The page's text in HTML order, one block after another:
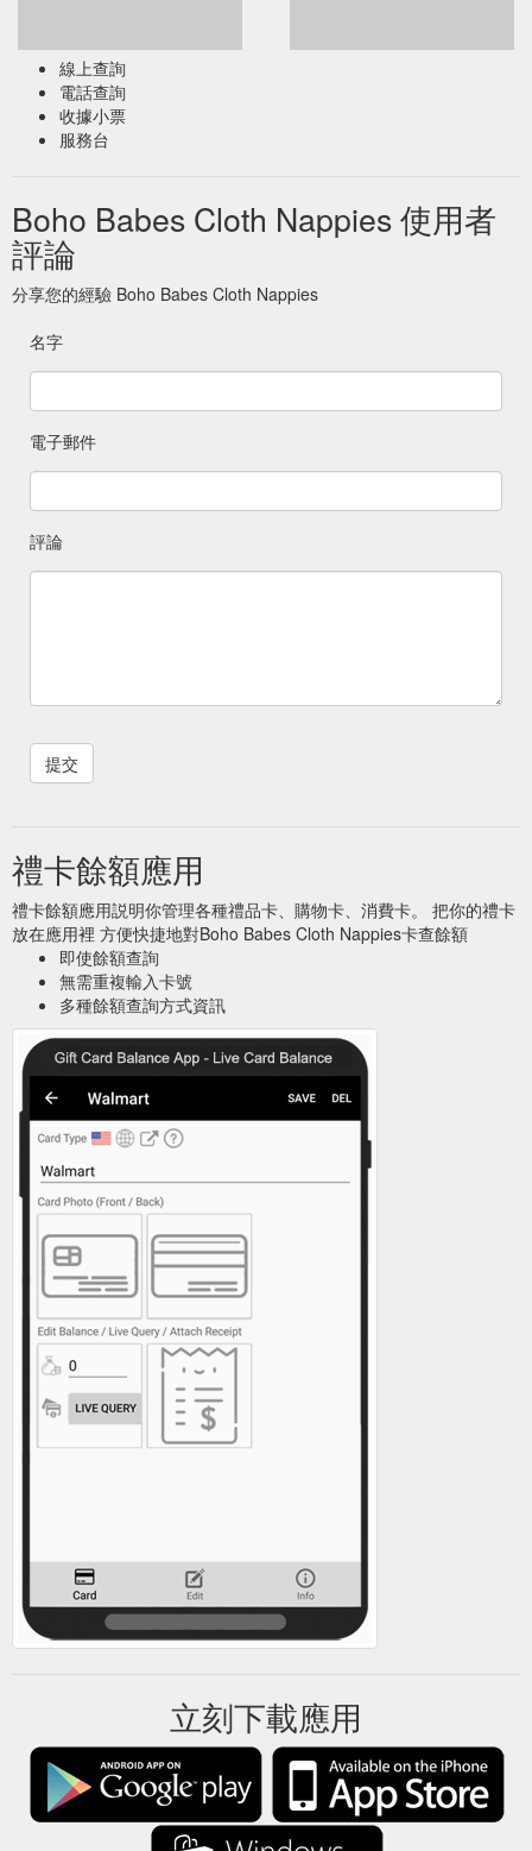
線上查詢
電話查詢
收據小票
服務台
Boho Babes Cloth Nappies 使用者
評論
分享您的經驗 Boho Babes Cloth Nappies
名字
電子郵件
評論
禮卡餘額應用
禮卡餘額應用説明你管理各種禮品卡、購物卡、消費卡。 把你的禮卡
放在應用裡 方便快捷地對Boho Babes Cloth Nappies卡查餘額
即使餘額查詢
無需重複輸入卡號
多種餘額查詢方式資訊
立刻下載應用